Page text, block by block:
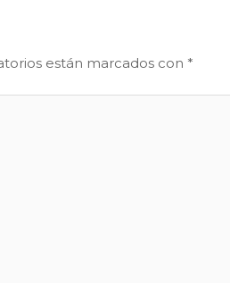
están marcados con *